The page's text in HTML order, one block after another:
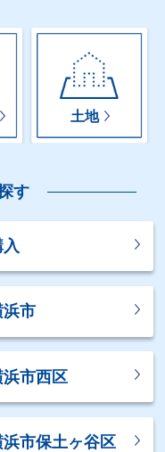
土地
す
入
浜市
浜市西区
浜市保土ヶ谷区